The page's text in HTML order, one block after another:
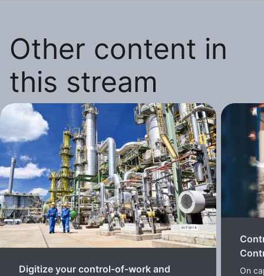
Other content in
this stream
Digitize your control-of-work and
On